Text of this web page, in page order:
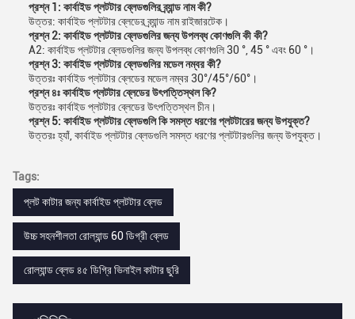
প্রশ্ন 1: কার্বাইড প্লটটার ব্লেডগুলির ব্র্যান্ড নাম কী?
উত্তর: কার্বাইড প্লটটার ব্লেডের ব্র্যান্ড নাম রাইজারটেক।
প্রশ্ন 2: কার্বাইড প্লটটার ব্লেডগুলির জন্য উপলব্ধ কোণগুলি কী কী?
A2: কার্বাইড প্লটটার ব্লেডগুলির জন্য উপলব্ধ কোণগুলি 30 °, 45 ° এবং 60 °।
প্রশ্ন 3: কার্বাইড প্লটটার ব্লেডগুলির মডেল নম্বর কী?
উত্তরঃ কার্বাইড প্লটটার ব্লেডের মডেল নম্বর 30°/45°/60°।
প্রশ্ন ৪ঃ কার্বাইড প্লটটার ব্লেডের উৎপত্তিস্থল কি?
উত্তরঃ কার্বাইড প্লটটার ব্লেডের উৎপত্তিস্থল চীন।
প্রশ্ন 5: কার্বাইড প্লটটার ব্লেডগুলি কি সমস্ত ধরণের প্লটটারের জন্য উপযুক্ত?
উত্তরঃ হ্যাঁ, কার্বাইড প্লটটার ব্লেডগুলি সমস্ত ধরণের প্লটটারগুলির জন্য উপযুক্ত।
Tags:
প্লট কাটার জন্য কার্বাইড প্লটটার ব্লেড
উচ্চ সহনশীলতা রোল্যান্ড 60 ডিগ্রী ব্লেড
রোল্যান্ড ব্লেড ৪৫ ডিগ্রি ভিনাইল কাটার ছুরি